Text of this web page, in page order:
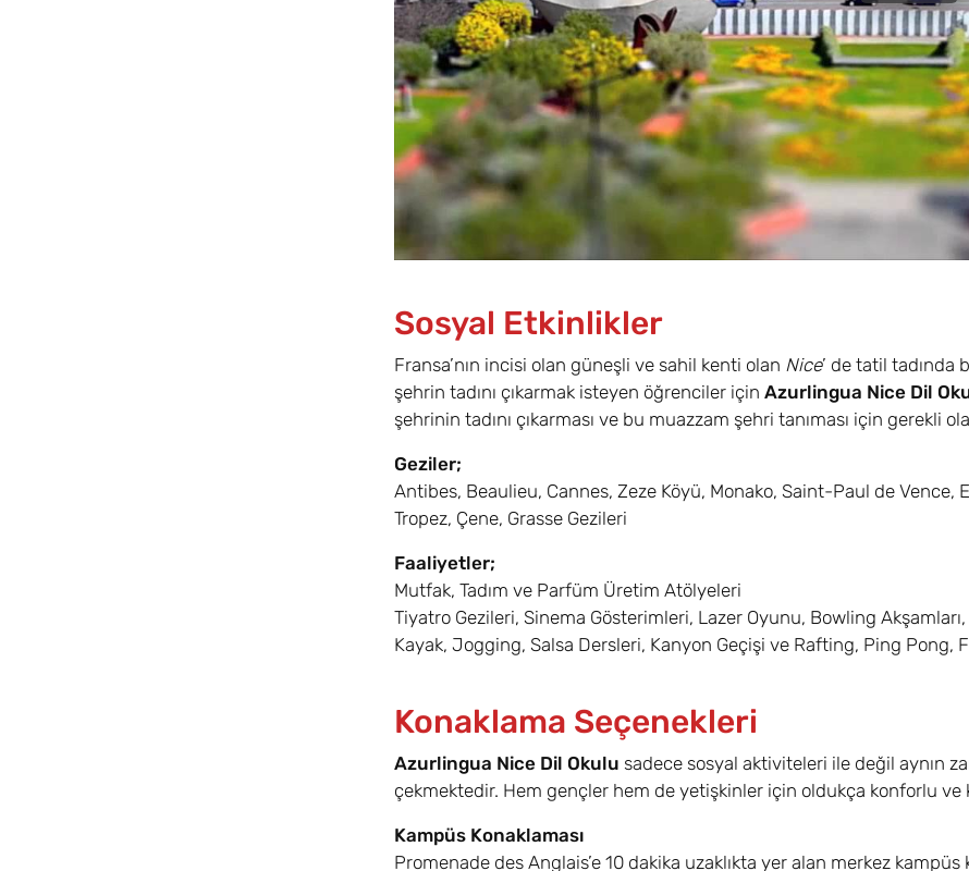
Sosyal Etkinlikler
Fransa’nın incisi olan güneşli ve sahil kenti olan Nice’ de tatil
şehrin tadını çıkarmak isteyen öğrenciler için Azurlingua Nice Dil
şehrinin tadını çıkarması ve bu muazzam şehri tanıması için gerekli
Geziler;
Antibes, Beaulieu, Cannes, Zeze Köyü, Monako, Saint-Paul de
Tropez, Çene, Grasse Gezileri
Faaliyetler;
Mutfak, Tadım ve Parfüm Üretim Atölyeleri
Tiyatro Gezileri, Sinema Gösterimleri, Lazer Oyunu, Bowling
Kayak, Jogging, Salsa Dersleri, Kanyon Geçişi ve Rafting, Ping Pong,
Konaklama Seçenekleri
Azurlingua Nice Dil Okulu sadece sosyal aktiviteleri ile değil aynın
çekmektedir. Hem gençler hem de yetişkinler için oldukça konforlu ve
Kampüs Konaklaması
Promenade des Anglais’e 10 dakika uzaklıkta yer alan merkez